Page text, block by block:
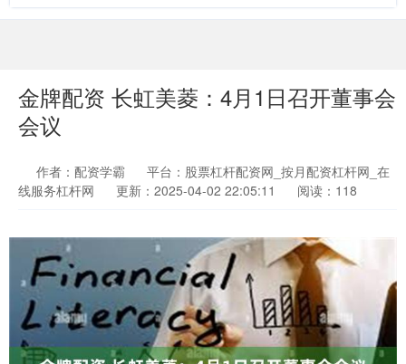
金牌配资 长虹美菱：4月1日召开董事会
会议
作者：配资学霸
平台：股票杠杆配资网_按月配资杠杆网_在
线服务杠杆网
更新：2025-04-02 22:05:11 阅读：118